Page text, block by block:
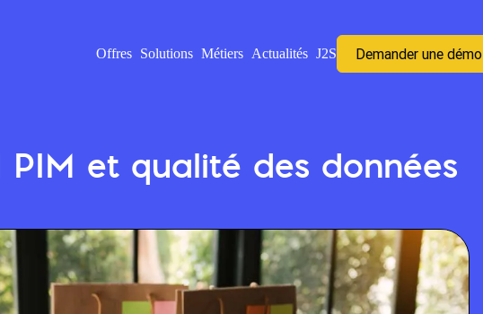
Offres Solutions Métiers Actualités J2S Demander une démo
PIM et qualité des données